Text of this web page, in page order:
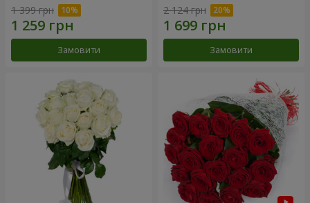
1 399 грн
Замовити
2 124 грн
Замовити